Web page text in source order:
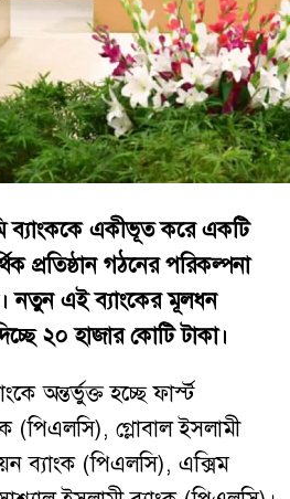
ব্যাংককে একীভূত করে একটি
প্রতিষ্ঠান গঠনের পরিকল্পনা
নতুন এই ব্যাংকের মূলধন
২০ হাজার কোটি টাকা।
অন্তর্ভুক্ত হচ্ছে ফার্স্ট
(পিএলসি), গ্লোবাল ইসলামী
ব্যাংক (পিএলসি), এক্সিম